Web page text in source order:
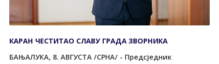
КАРАН ЧЕСТИТАО СЛАВУ ГРАДА ЗВОРНИКА
БАЊАЛУКА, 8. АВГУСТА /СРНА/ - Предсједник